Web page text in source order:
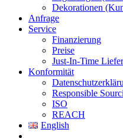
Dekorationen
Anfrage
Service
Finanzierung
Preise
Just-In-Time
Konformität
Responsible
ISO
REACH
English